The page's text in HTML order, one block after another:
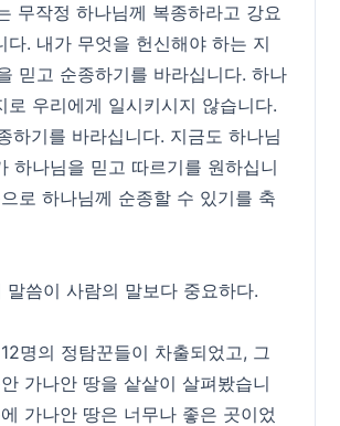
무작정 하나님께 복종하라고 강요
다. 내가 무엇을 헌신해야 하는 지
믿고 순종하기를 바라십니다. 하나
로 우리에게 일시키시지 않습니다.
하기를 바라십니다. 지금도 하나님
하나님을 믿고 따르기를 원하십니
로 하나님께 순종할 수 있기를 축
씀이 사람의 말보다 중요하다.
명의 정탐꾼들이 차출되었고, 그
가나안 땅을 샅샅이 살펴봤습니
가나안 땅은 너무나 좋은 곳이었